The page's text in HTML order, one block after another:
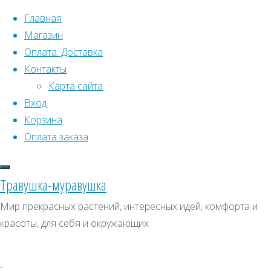
Перейти к содержимому
Главная
Магазин
Оплата. Доставка
Контакты
Карта сайта
Вход
Корзина
Оплата заказа
Травушка-муравушка
Мир прекрасных растений, интересных идей, комфорта и
красоты, для себя и окружающих
Что искать:
Поиск
растений
открытого
грунтаВсе
Искать:
СКИДКИ, АКЦИИ
Категории магазина